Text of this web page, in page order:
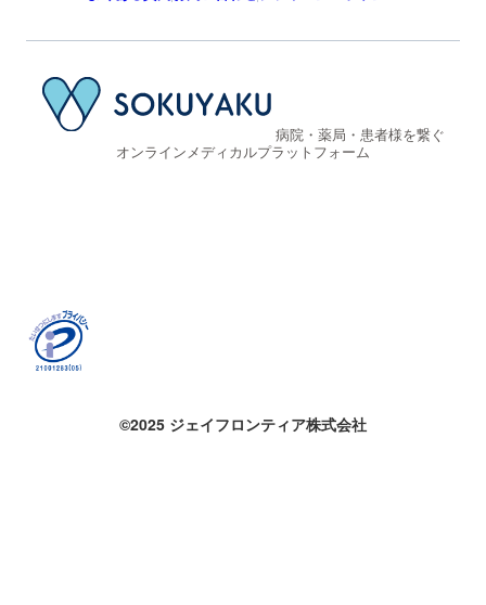
病院・薬局・患者様を繋ぐ
オンラインメディカルプラットフォーム
©2025 ジェイフロンティア株式会社